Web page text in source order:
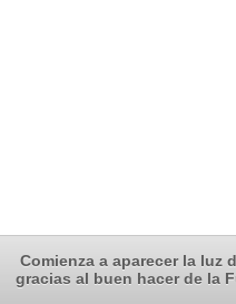
Comienza a aparecer la luz
gracias al buen hacer de la